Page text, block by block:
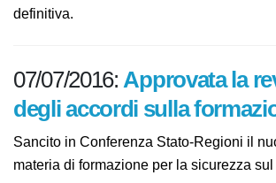
07/07/2016:Approvata la
degli accordi sulla
Sancito in Conferenza Stato-Regioni il